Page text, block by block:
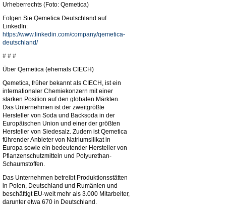
Urheberrechts (Foto: Qemetica)
Folgen Sie Qemetica Deutschland auf
LinkedIn:
https://www.linkedin.com/company/qemetica-
deutschland/
# # #
Über Qemetica (ehemals CIECH)
Qemetica, früher bekannt als CIECH, ist ein
internationaler Chemiekonzern mit einer
starken Position auf den globalen Märkten.
Das Unternehmen ist der zweitgrößte
Hersteller von Soda und Backsoda in der
Europäischen Union und einer der größten
Hersteller von Siedesalz. Zudem ist Qemetica
führender Anbieter von Natriumsilikat in
Europa sowie ein bedeutender Hersteller von
Pflanzenschutzmitteln und Polyurethan-
Schaumstoffen.
Das Unternehmen betreibt Produktionsstätten
in Polen, Deutschland und Rumänien und
beschäftigt EU-weit mehr als 3.000 Mitarbeiter,
darunter etwa 670 in Deutschland.